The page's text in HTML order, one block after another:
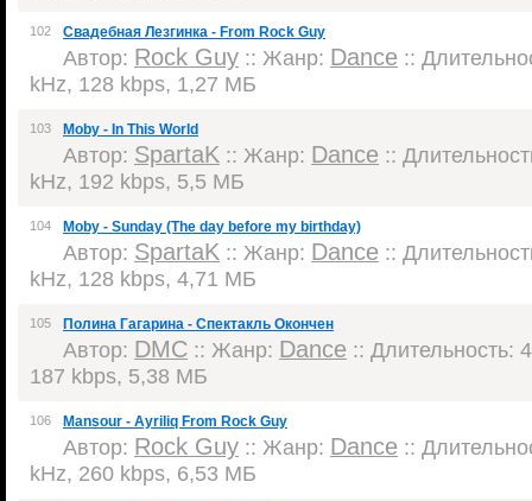
102 Свадебная Лезгинка - From Rock Guy
Автор: Rock Guy :: Жанр: Dance ::
kHz, 128 kbps, 1,27 МБ
103 Moby - In This World
Автор: SpartaK :: Жанр: Dance ::
kHz, 192 kbps, 5,5 МБ
104 Moby - Sunday (The day before my birthday)
Автор: SpartaK :: Жанр: Dance ::
kHz, 128 kbps, 4,71 МБ
105 Полина Гагарина - Спектакль Окончен
Автор: DMC :: Жанр: Dance :: Длительность:
187 kbps, 5,38 МБ
106 Mansour - Ayriliq From Rock Guy
Автор: Rock Guy :: Жанр: Dance ::
kHz, 260 kbps, 6,53 МБ